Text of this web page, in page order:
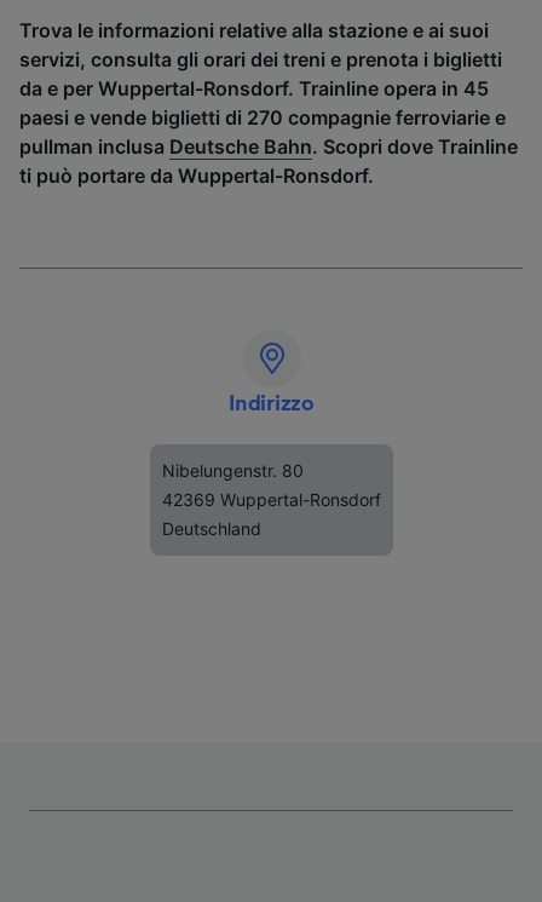
Trova le informazioni relative alla stazione e ai suoi
servizi, consulta gli orari dei treni e prenota i biglietti
da e per Wuppertal-Ronsdorf. Trainline opera in 45
paesi e vende biglietti di 270 compagnie ferroviarie e
pullman inclusa Deutsche Bahn. Scopri dove Trainline
ti può portare da Wuppertal-Ronsdorf.
Indirizzo
Nibelungenstr. 80
42369 Wuppertal-Ronsdorf
Deutschland